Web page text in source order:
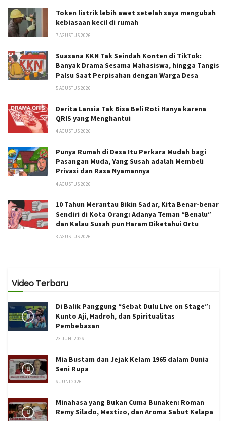
Token listrik lebih awet setelah saya mengubah
kebiasaan kecil di rumah
7 AGUSTUS 2026
Suasana KKN Tak Seindah Konten di TikTok:
Banyak Drama Sesama Mahasiswa, hingga Tangis
Palsu Saat Perpisahan dengan Warga Desa
5 AGUSTUS 2026
Derita Lansia Tak Bisa Beli Roti Hanya karena
QRIS yang Menghantui
4 AGUSTUS 2026
Punya Rumah di Desa Itu Perkara Mudah bagi
Pasangan Muda, Yang Susah adalah Membeli
Privasi dan Rasa Nyamannya
4 AGUSTUS 2026
10 Tahun Merantau Bikin Sadar, Kita Benar-benar
Sendiri di Kota Orang: Adanya Teman “Benalu”
dan Kalau Susah pun Haram Diketahui Ortu
3 AGUSTUS 2026
Video Terbaru
Di Balik Panggung “Sebat Dulu Live on Stage”:
Kunto Aji, Hadroh, dan Spiritualitas
Pembebasan
23 JUNI 2026
Mia Bustam dan Jejak Kelam 1965 dalam Dunia
Seni Rupa
6 JUNI 2026
Minahasa yang Bukan Cuma Bunaken: Roman
Remy Silado, Mestizo, dan Aroma Sabut Kelapa